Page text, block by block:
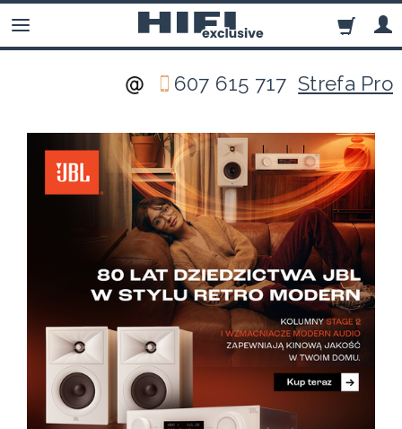
607 615 717Strefa Pro